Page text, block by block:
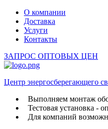
О компании
Доставка
Услуги
Контакты
ЗАПРОС ОПТОВЫХ ЦЕН
Центр энергосберегающего
Выполняем монтаж
Тестовая установка -
Для компаний